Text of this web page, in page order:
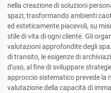
nella creazione di soluzioni
spazi, trasformando ambienti
ed esteticamente piacevoli, su
stile di vita di ogni cliente. Gli
valutazioni approfondite degli
di transito, le esigenze di
d'uso, al fine di sviluppare
approccio sistematico prevede la
valutazione della capacità di